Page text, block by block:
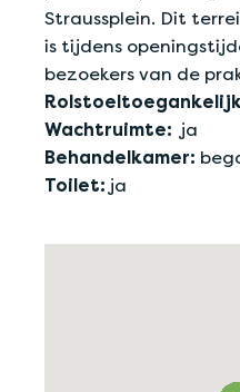
Straussplein. Dit
is tijdens
bezoekers van de
Wachtruimte: ja
Behandelkamer:
Toilet: ja